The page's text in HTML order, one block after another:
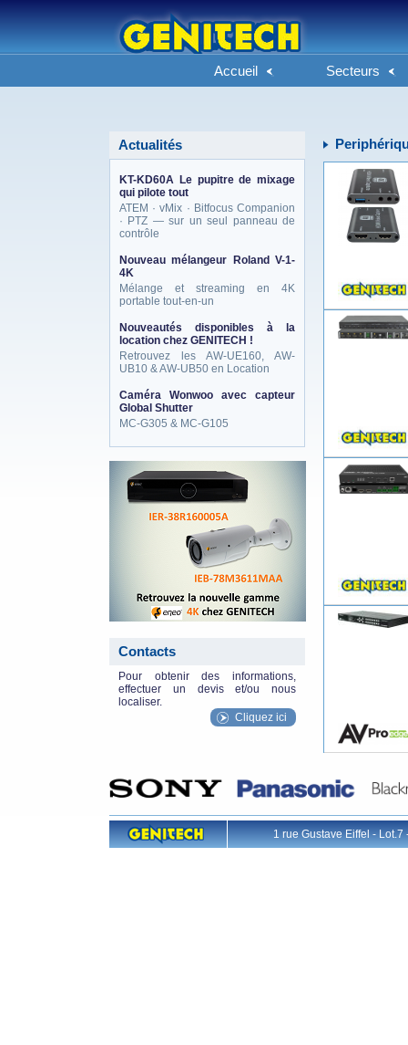
Accueil Secteurs
Actualités
KT-KD60A Le pupitre de mixage
qui pilote tout
ATEM · vMix · Bitfocus Companion
· PTZ — sur un seul panneau de
contrôle
Nouveau mélangeur Roland V-1-
4K
Mélange et streaming en 4K
portable tout-en-un
Nouveautés disponibles à la
location chez GENITECH !
Retrouvez les AW-UE160, AW-
UB10 & AW-UB50 en Location
Caméra Wonwoo avec capteur
Global Shutter
MC-G305 & MC-G105
Contacts
Pour obtenir des informations,
effectuer un devis et/ou nous
localiser.
Cliquez ici
1 rue Gustave Eiffel -